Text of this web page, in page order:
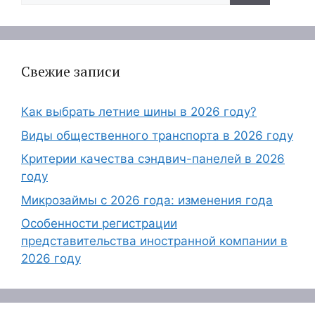
Свежие записи
Как выбрать летние шины в 2026 году?
Виды общественного транспорта в 2026 году
Критерии качества сэндвич-панелей в 2026
году
Микрозаймы с 2026 года: изменения года
Особенности регистрации
представительства иностранной компании в
2026 году